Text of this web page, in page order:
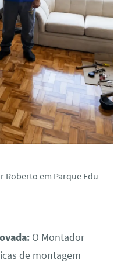
Roberto em Parque Edu
O Montador
de montagem